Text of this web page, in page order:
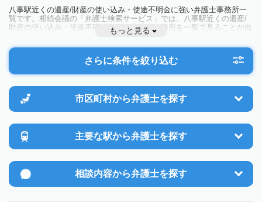
八事駅近くの遺産/財産の使い込み・使途不明金に強い弁護士事務所一
覧です。相続会議の「弁護士検索サービス」では、八事駅近くの遺産/
財産の使い込み・使途不明金に強い弁護士事務所を一覧で見ることが出
来ます。相続のトラブルやお悩みを抱えている方は一度近隣の弁護士に
相談してみましょう。
もっと見る
さらに条件を絞り込む
市区町村から弁護士を探す
主要な駅から弁護士を探す
相談内容から弁護士を探す